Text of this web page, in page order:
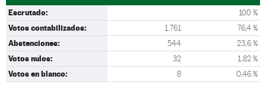
Escrutado: 100 %
Votos contabilizados: 1.761 76,4 %
Abstenciones: 544 23,6 %
Votos nulos: 32 1,82 %
Votos en blanco: 8 0,46 %